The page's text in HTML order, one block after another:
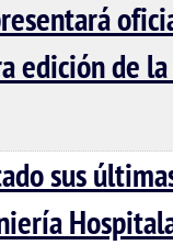
edición de
sus